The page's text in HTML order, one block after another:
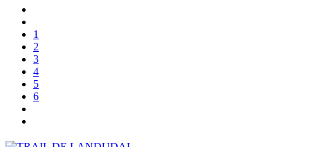
1
2
3
4
5
6